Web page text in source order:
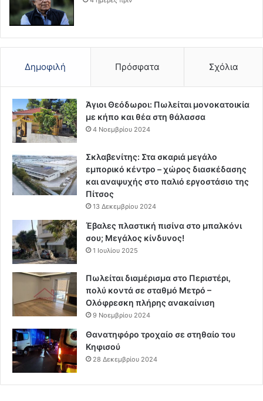
Δημοφιλή Πρόσφατα Σχόλια
Άγιοι Θεόδωροι: Πωλείται μονοκατοικία
με κήπο και θέα στη θάλασσα
4 Νοεμβρίου 2024
Σκλαβενίτης: Στα σκαριά μεγάλο
εμπορικό κέντρο – χώρος διασκέδασης
και αναψυχής στο παλιό εργοστάσιο της
Πίτσος
13 Δεκεμβρίου 2024
Έβαλες πλαστική πισίνα στο μπαλκόνι
σου; Μεγάλος κίνδυνος!
1 Ιουλίου 2025
Πωλείται διαμέρισμα στο Περιστέρι,
πολύ κοντά σε σταθμό Μετρό –
Ολόφρεσκη πλήρης ανακαίνιση
9 Νοεμβρίου 2024
Θανατηφόρο τροχαίο σε στηθαίο του
Κηφισού
28 Δεκεμβρίου 2024